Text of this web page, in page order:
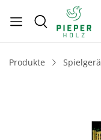
Produkte